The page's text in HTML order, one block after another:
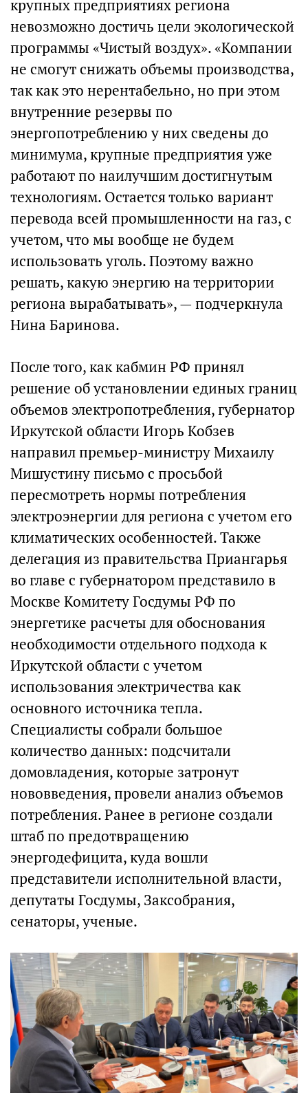
крупных предприятиях региона
невозможно достичь цели экологической
программы «Чистый воздух». «Компании
не смогут снижать объемы производства,
так как это нерентабельно, но при этом
внутренние резервы по
энергопотреблению у них сведены до
минимума, крупные предприятия уже
работают по наилучшим достигнутым
технологиям. Остается только вариант
перевода всей промышленности на газ, с
учетом, что мы вообще не будем
использовать уголь. Поэтому важно
решать, какую энергию на территории
региона вырабатывать», — подчеркнула
Нина Баринова.
После того, как кабмин РФ принял
решение об установлении единых границ
объемов электропотребления, губернатор
Иркутской области Игорь Кобзев
направил премьер-министру Михаилу
Мишустину письмо с просьбой
пересмотреть нормы потребления
электроэнергии для региона с учетом его
климатических особенностей. Также
делегация из правительства Приангарья
во главе с губернатором представило в
Москве Комитету Госдумы РФ по
энергетике расчеты для обоснования
необходимости отдельного подхода к
Иркутской области с учетом
использования электричества как
основного источника тепла.
Специалисты собрали большое
количество данных: подсчитали
домовладения, которые затронут
нововведения, провели анализ объемов
потребления. Ранее в регионе создали
штаб по предотвращению
энергодефицита, куда вошли
представители исполнительной власти,
депутаты Госдумы, Заксобрания,
сенаторы, ученые.